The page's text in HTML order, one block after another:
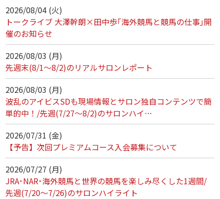
2026/08/04 (火)
トークライブ 大澤幹朗×田中歩｢海外競馬と競馬の仕事｣開
催のお知らせ
2026/08/03 (月)
先週末(8/1～8/2)のリアルサロンレポート
2026/08/03 (月)
波乱のアイビスSDも現場情報とサロン独自コンテンツで簡
単的中！/先週(7/27～8/2)のサロンハイ…
2026/07/31 (金)
【予告】次回プレミアムコース入会募集について
2026/07/27 (月)
JRA･NAR･海外競馬と世界の競馬を楽しみ尽くした1週間/
先週(7/20～7/26)のサロンハイライト